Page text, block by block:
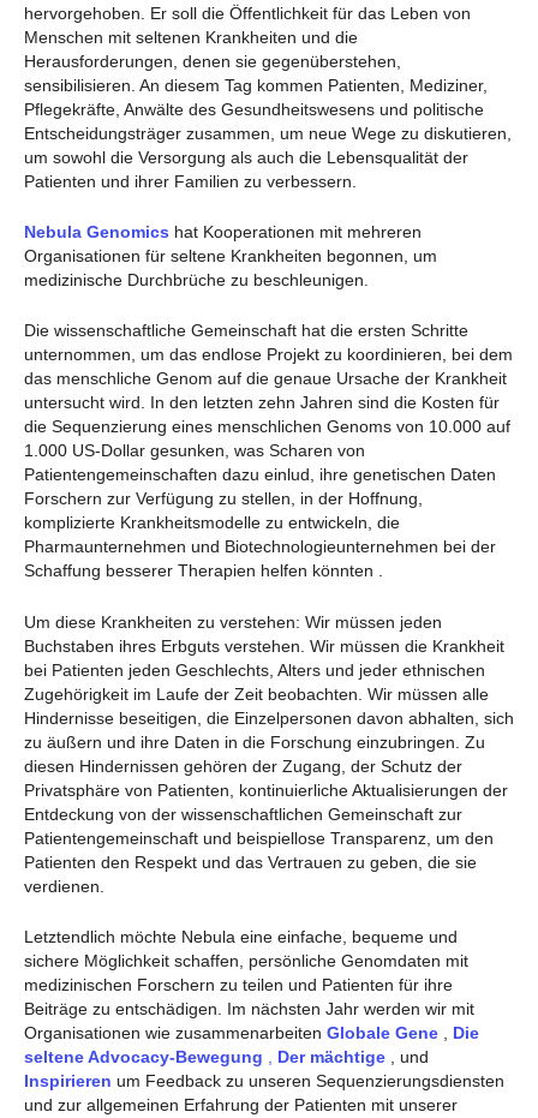
hervorgehoben. Er soll die Öffentlichkeit für das Leben von
Menschen mit seltenen Krankheiten und die
Herausforderungen, denen sie gegenüberstehen,
sensibilisieren. An diesem Tag kommen Patienten, Mediziner,
Pflegekräfte, Anwälte des Gesundheitswesens und politische
Entscheidungsträger zusammen, um neue Wege zu diskutieren,
um sowohl die Versorgung als auch die Lebensqualität der
Patienten und ihrer Familien zu verbessern.
Nebula Genomics hat Kooperationen mit mehreren
Organisationen für seltene Krankheiten begonnen, um
medizinische Durchbrüche zu beschleunigen.
Die wissenschaftliche Gemeinschaft hat die ersten Schritte
unternommen, um das endlose Projekt zu koordinieren, bei dem
das menschliche Genom auf die genaue Ursache der Krankheit
untersucht wird. In den letzten zehn Jahren sind die Kosten für
die Sequenzierung eines menschlichen Genoms von 10.000 auf
1.000 US-Dollar gesunken, was Scharen von
Patientengemeinschaften dazu einlud, ihre genetischen Daten
Forschern zur Verfügung zu stellen, in der Hoffnung,
komplizierte Krankheitsmodelle zu entwickeln, die
Pharmaunternehmen und Biotechnologieunternehmen bei der
Schaffung besserer Therapien helfen könnten .
Um diese Krankheiten zu verstehen: Wir müssen jeden
Buchstaben ihres Erbguts verstehen. Wir müssen die Krankheit
bei Patienten jeden Geschlechts, Alters und jeder ethnischen
Zugehörigkeit im Laufe der Zeit beobachten. Wir müssen alle
Hindernisse beseitigen, die Einzelpersonen davon abhalten, sich
zu äußern und ihre Daten in die Forschung einzubringen. Zu
diesen Hindernissen gehören der Zugang, der Schutz der
Privatsphäre von Patienten, kontinuierliche Aktualisierungen der
Entdeckung von der wissenschaftlichen Gemeinschaft zur
Patientengemeinschaft und beispiellose Transparenz, um den
Patienten den Respekt und das Vertrauen zu geben, die sie
verdienen.
Letztendlich möchte Nebula eine einfache, bequeme und
sichere Möglichkeit schaffen, persönliche Genomdaten mit
medizinischen Forschern zu teilen und Patienten für ihre
Beiträge zu entschädigen. Im nächsten Jahr werden wir mit
Organisationen wie zusammenarbeiten Globale Gene , Die
seltene Advocacy-Bewegung , Der mächtige , und
Inspirieren um Feedback zu unseren Sequenzierungsdiensten
und zur allgemeinen Erfahrung der Patienten mit unserer